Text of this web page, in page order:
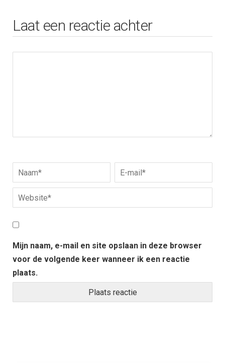
Laat een reactie achter
Mijn naam, e-mail en site opslaan in deze browser
voor de volgende keer wanneer ik een reactie
plaats.